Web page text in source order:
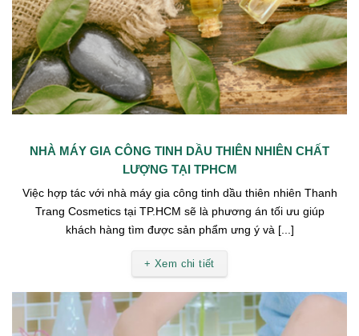
NHÀ MÁY GIA CÔNG TINH DẦU THIÊN NHIÊN CHẤT
LƯỢNG TẠI TPHCM
Việc hợp tác với nhà máy gia công tinh dầu thiên nhiên Thanh
Trang Cosmetics tại TP.HCM sẽ là phương án tối ưu giúp
khách hàng tìm được sản phẩm ưng ý và [...]
+ Xem chi tiết